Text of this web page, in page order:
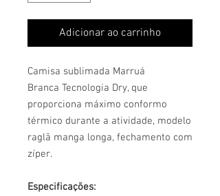
Adicionar ao carrinho
Camisa sublimada Marruá
Branca Tecnologia Dry, que
proporciona máximo conformo
térmico durante a atividade, modelo
raglã manga longa, fechamento com
zíper.
Especificações: